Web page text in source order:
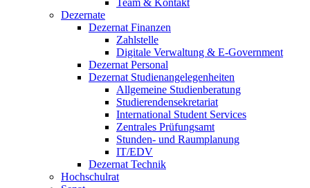
Team & Kontakt
Dezernate
Dezernat Finanzen
Zahlstelle
Digitale Verwaltung & E-Government
Dezernat Personal
Dezernat Studienangelegenheiten
Allgemeine Studienberatung
Studierendensekretariat
International Student Services
Zentrales Prüfungsamt
Stunden- und Raumplanung
IT/EDV
Dezernat Technik
Hochschulrat